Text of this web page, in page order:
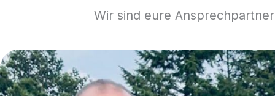
Wir sind eure